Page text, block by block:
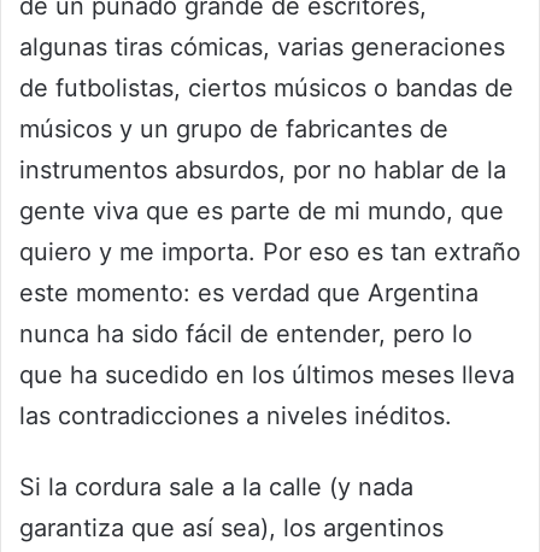
algunas tiras cómicas, varias generaciones
de futbolistas, ciertos músicos o bandas de
músicos y un grupo de fabricantes de
instrumentos absurdos, por no hablar de la
gente viva que es parte de mi mundo, que
quiero y me importa. Por eso es tan extraño
este momento: es verdad que Argentina
nunca ha sido fácil de entender, pero lo
que ha sucedido en los últimos meses lleva
las contradicciones a niveles inéditos.
Si la cordura sale a la calle (y nada
garantiza que así sea), los argentinos